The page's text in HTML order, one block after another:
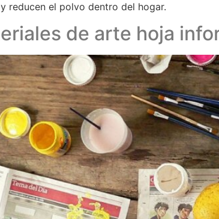
reducen el polvo dentro del hogar.
de arte hoja